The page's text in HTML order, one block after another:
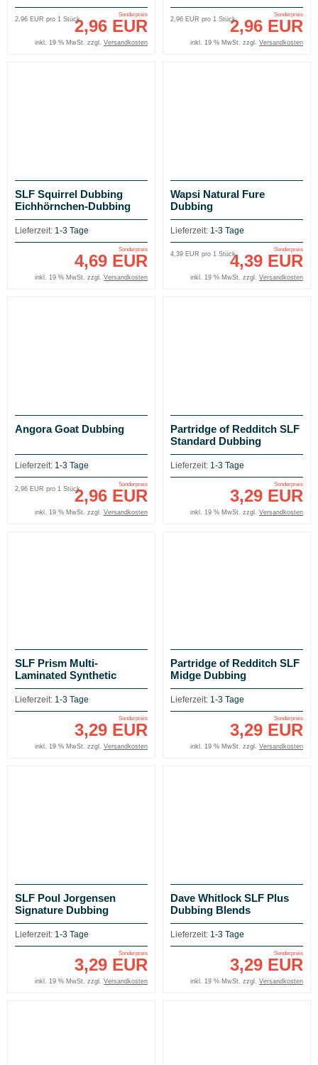
Sonderpreis
2,96 EUR
2,96 EUR pro 1 Stück
inkl. 19 % MwSt. zzgl. Versandkosten
Sonderpreis
2,96 EUR
2,96 EUR pro 1 Stück
inkl. 19 % MwSt. zzgl. Versandkosten
SLF Squirrel Dubbing
Eichhörnchen-Dubbing
Lieferzeit: 1-3 Tage
Sonderpreis
4,69 EUR
inkl. 19 % MwSt. zzgl. Versandkosten
Wapsi Natural Fure
Dubbing
Lieferzeit: 1-3 Tage
Sonderpreis
4,39 EUR
4,39 EUR pro 1 Stück
inkl. 19 % MwSt. zzgl. Versandkosten
Angora Goat Dubbing
Lieferzeit: 1-3 Tage
Sonderpreis
2,96 EUR
2,96 EUR pro 1 Stück
inkl. 19 % MwSt. zzgl. Versandkosten
Partridge of Redditch SLF
Standard Dubbing
Lieferzeit: 1-3 Tage
Sonderpreis
3,29 EUR
inkl. 19 % MwSt. zzgl. Versandkosten
SLF Prism Multi-
Laminated Synthetic
Dubbing by Wapsi
Lieferzeit: 1-3 Tage
Sonderpreis
3,29 EUR
inkl. 19 % MwSt. zzgl. Versandkosten
Partridge of Redditch SLF
Midge Dubbing
Lieferzeit: 1-3 Tage
Sonderpreis
3,29 EUR
inkl. 19 % MwSt. zzgl. Versandkosten
SLF Poul Jorgensen
Signature Dubbing
Lieferzeit: 1-3 Tage
Sonderpreis
3,29 EUR
inkl. 19 % MwSt. zzgl. Versandkosten
Dave Whitlock SLF Plus
Dubbing Blends
Lieferzeit: 1-3 Tage
Sonderpreis
3,29 EUR
inkl. 19 % MwSt. zzgl. Versandkosten